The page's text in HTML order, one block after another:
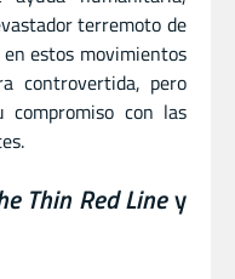
terremoto de
estos movimientos
controvertida, pero
con las
Thin Red Liney